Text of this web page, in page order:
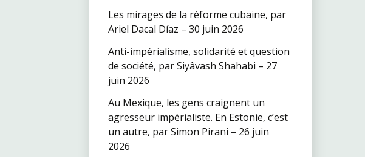
Les mirages de la réforme cubaine, par
Ariel Dacal Díaz – 30 juin 2026
Anti-impérialisme, solidarité et question
de société, par Siyâvash Shahabi – 27
juin 2026
Au Mexique, les gens craignent un
agresseur impérialiste. En Estonie, c’est
un autre, par Simon Pirani – 26 juin
2026